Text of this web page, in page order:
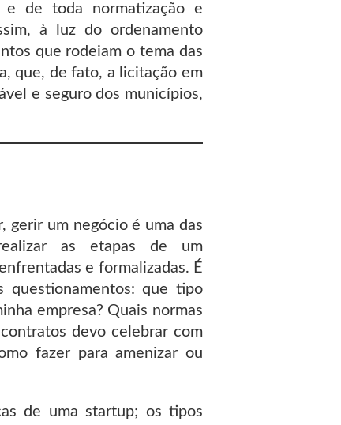
de toda normatização e
à luz do ordenamento
que rodeiam o tema das
que, de fato, a licitação em
e seguro dos municípios,
gerir um negócio é uma das
as etapas de um
e formalizadas. É
questionamentos: que tipo
empresa? Quais normas
devo celebrar com
fazer para amenizar ou
de uma startup; os tipos